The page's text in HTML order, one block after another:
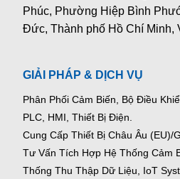
Phúc, Phường Hiệp Bình
Đức, Thành phố Hồ Chí Minh,
GIẢI PHÁP & DỊCH VỤ
Phân Phối Cảm Biến, Bộ Điều
PLC, HMI, Thiết Bị Điện.
Cung Cấp Thiết Bị Châu Âu (EU)/
Tư Vấn Tích Hợp Hệ Thống Cảm
Thống Thu Thập Dữ Liệu, IoT